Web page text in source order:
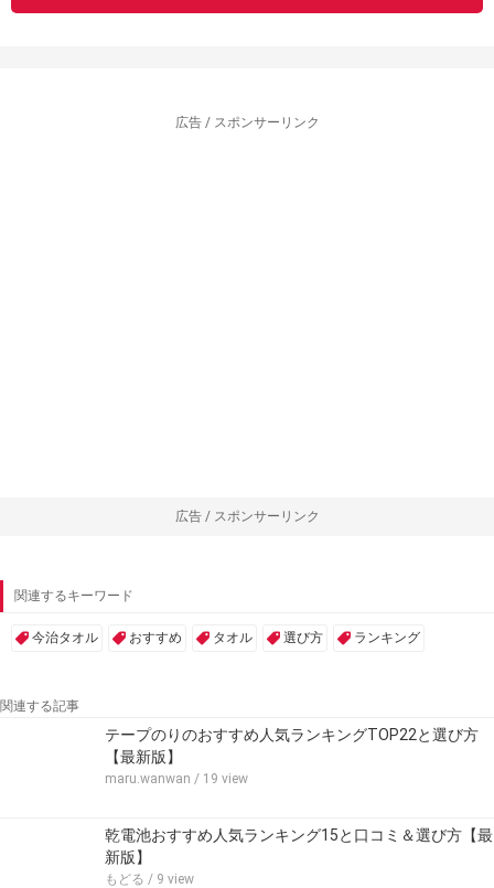
広告 / スポンサーリンク
広告 / スポンサーリンク
関連するキーワード
今治タオル おすすめ タオル 選び方 ランキング
関連する記事
テープのりのおすすめ人気ランキングTOP22と選び方
【最新版】
maru.wanwan / 19 view
乾電池おすすめ人気ランキング15と口コミ＆選び方【最
新版】
もどる / 9 view